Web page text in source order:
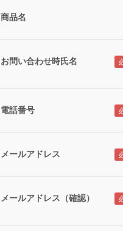
商品名
お問い合わせ時氏名
電話番号
メールアドレス
メールアドレス（確認）